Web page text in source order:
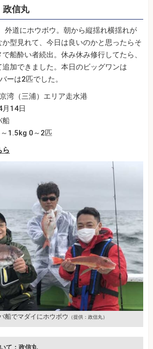
政信丸
外道にホウボウ。朝から縦揺れ横揺れが
型見れて、今日は良いのかと思ったらそ
船酔い者続出。休み休み修行してたら、
加できました。本日のビッグワンは
ーは2匹でした。
湾（三浦）エリア走水港
14日
船
1.5kg 0～2匹
ら
船でマダイにホウボウ （提供：政信丸）
て： 政信丸